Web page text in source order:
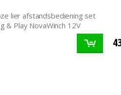
lier afstandsbediening set
& Play NovaWinch 12V